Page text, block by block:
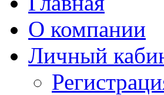
О компании
Личный